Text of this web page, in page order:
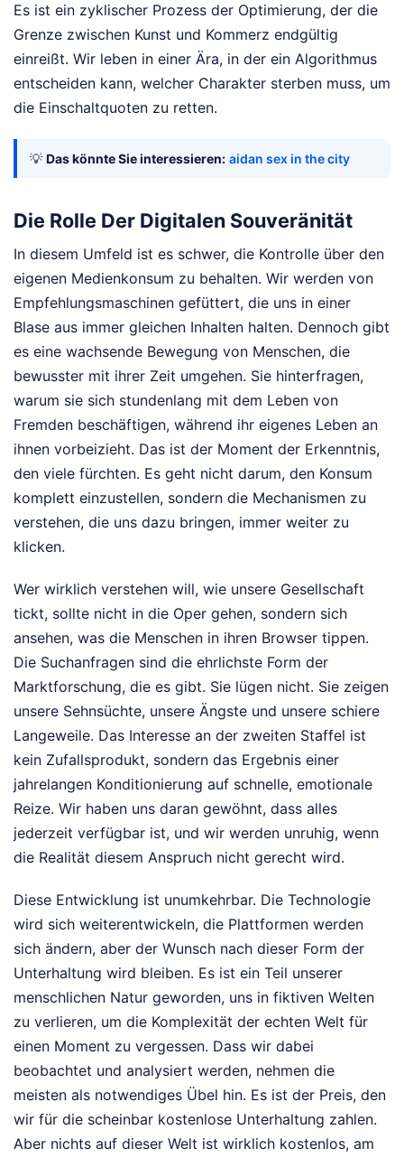
Es ist ein zyklischer Prozess der Optimierung, der die
Grenze zwischen Kunst und Kommerz endgültig
einreißt. Wir leben in einer Ära, in der ein Algorithmus
entscheiden kann, welcher Charakter sterben muss, um
die Einschaltquoten zu retten.
💡 Das könnte Sie interessieren: aidan sex in the city
Die Rolle Der Digitalen Souveränität
In diesem Umfeld ist es schwer, die Kontrolle über den
eigenen Medienkonsum zu behalten. Wir werden von
Empfehlungsmaschinen gefüttert, die uns in einer
Blase aus immer gleichen Inhalten halten. Dennoch gibt
es eine wachsende Bewegung von Menschen, die
bewusster mit ihrer Zeit umgehen. Sie hinterfragen,
warum sie sich stundenlang mit dem Leben von
Fremden beschäftigen, während ihr eigenes Leben an
ihnen vorbeizieht. Das ist der Moment der Erkenntnis,
den viele fürchten. Es geht nicht darum, den Konsum
komplett einzustellen, sondern die Mechanismen zu
verstehen, die uns dazu bringen, immer weiter zu
klicken.
Wer wirklich verstehen will, wie unsere Gesellschaft
tickt, sollte nicht in die Oper gehen, sondern sich
ansehen, was die Menschen in ihren Browser tippen.
Die Suchanfragen sind die ehrlichste Form der
Marktforschung, die es gibt. Sie lügen nicht. Sie zeigen
unsere Sehnsüchte, unsere Ängste und unsere schiere
Langeweile. Das Interesse an der zweiten Staffel ist
kein Zufallsprodukt, sondern das Ergebnis einer
jahrelangen Konditionierung auf schnelle, emotionale
Reize. Wir haben uns daran gewöhnt, dass alles
jederzeit verfügbar ist, und wir werden unruhig, wenn
die Realität diesem Anspruch nicht gerecht wird.
Diese Entwicklung ist unumkehrbar. Die Technologie
wird sich weiterentwickeln, die Plattformen werden
sich ändern, aber der Wunsch nach dieser Form der
Unterhaltung wird bleiben. Es ist ein Teil unserer
menschlichen Natur geworden, uns in fiktiven Welten
zu verlieren, um die Komplexität der echten Welt für
einen Moment zu vergessen. Dass wir dabei
beobachtet und analysiert werden, nehmen die
meisten als notwendiges Übel hin. Es ist der Preis, den
wir für die scheinbar kostenlose Unterhaltung zahlen.
Aber nichts auf dieser Welt ist wirklich kostenlos, am